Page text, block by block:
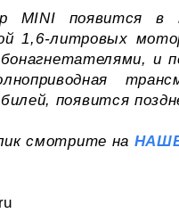
MINI появится
1,6-литровых
и
появится
смотрите на